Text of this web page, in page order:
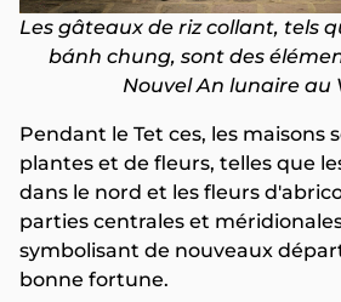
Les gâteaux de riz collant, tels
bánh chung, sont des
Nouvel An lunaire au
Pendant le Tet ces, les maisons
plantes et de fleurs, telles que
dans le nord et les fleurs
parties centrales et
symbolisant de nouveaux
bonne fortune.